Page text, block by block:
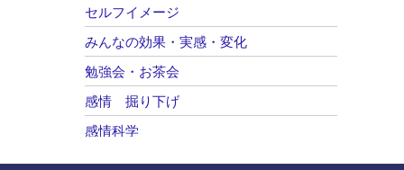
2025年12月
2025年11月
2025年10月
2025年9月
セルフイメージ
みんなの効果・実感・変化
勉強会・お茶会
感情 掘り下げ
感情科学
自己肯定感 感情のコントロール